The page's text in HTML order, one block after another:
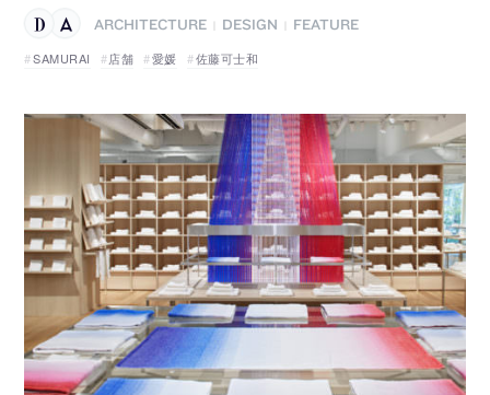
ARCHITECTURE DESIGN
FEATURE
SAMURAI
店舗 愛媛 佐藤可士和